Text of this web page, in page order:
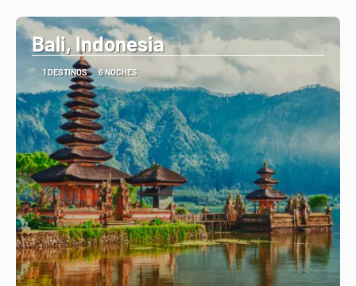
Bali, Indonesia
1 DESTINOS 6 NOCHES